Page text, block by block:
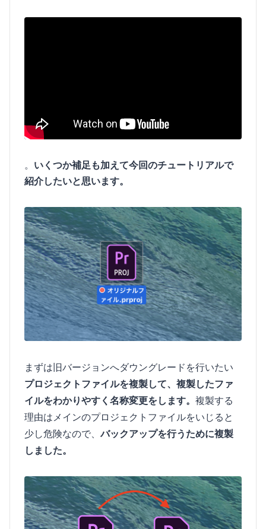
。 いくつか補足も加えて今回のチュートリアルで
紹介したいと思います。
まずは旧バージョンへダウングレードを行いたい
プロジェクトファイルを複製して、複製したファ
イルをわかりやすく名称変更をします。 複製する
理由はメインのプロジェクトファイルをいじると
少し危険なので、バックアップを行うために複製
しました。